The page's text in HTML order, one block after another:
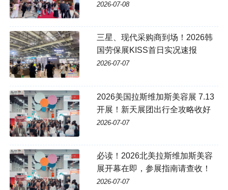
2026-07-08
三星、现代采购商到场！2026韩
国劳保展KISS首日实况速报
2026-07-07
2026美国拉斯维加斯美容展 7.13
开展！新天展团出行全攻略收好
2026-07-07
必读！2026北美拉斯维加斯美容
展开幕在即，参展指南请查收！
2026-07-07